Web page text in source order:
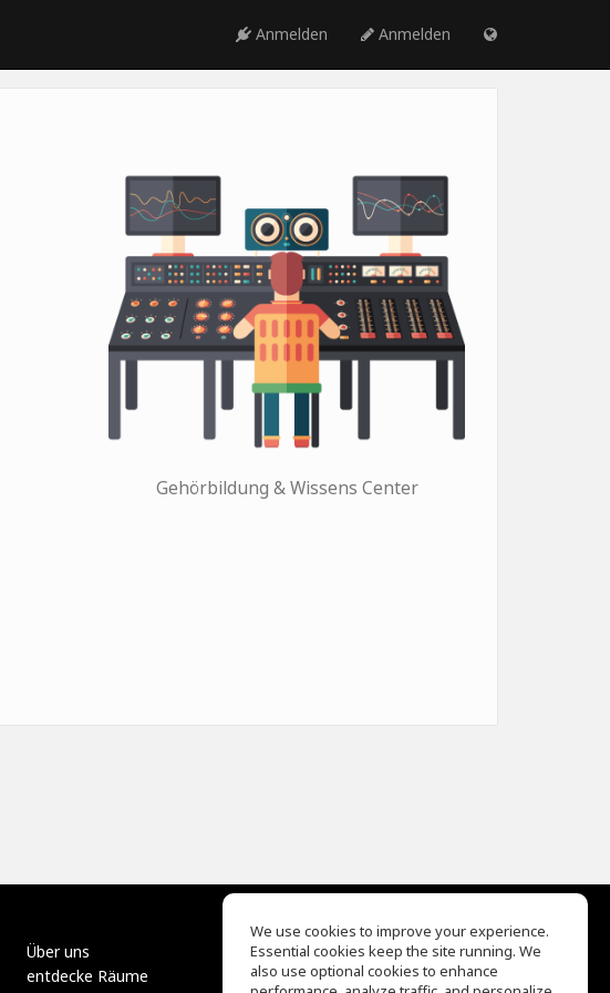
Anmelden Anmelden
Gehörbildung & Wissens Center
Über uns
entdecke Räume
EQ Ear Training
Drum Machine
We use cookies to improve your experience.
Essential cookies keep the site running. We
also use optional cookies to enhance